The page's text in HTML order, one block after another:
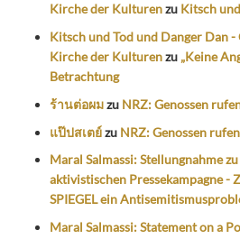
Kirche der Kulturenzu Kitsch
Kitsch und Tod und Danger Dan
Kirche der Kulturenzu „Keine
Betrachtung
ร้านต่อผมzu NRZ: Genossen
แป๊ปสเตย์zu NRZ: Genossen
Maral Salmassi: Stellungnahme
aktivistischen Pressekampagne -
SPIEGEL ein
Maral Salmassi: Statement on a